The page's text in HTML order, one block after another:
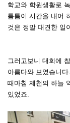
학교와 학원생활로
틈틈이 시간을 내어
것은 정말 대견한 일
그러고보니 대회에
아름다와 보였습니다.
때마침 제천의 하늘
있었죠.